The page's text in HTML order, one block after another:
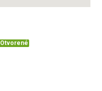
Otvorené